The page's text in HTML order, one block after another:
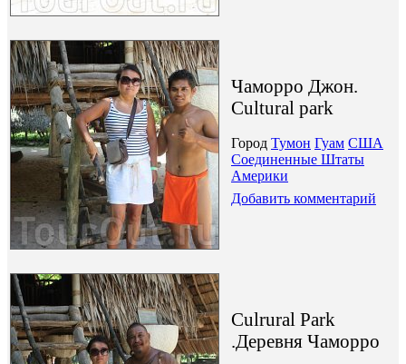
Чаморро Джон.
Сultural park
Город Тумон Гуам США
Соединенные Штаты
Америки
Добавить комментарий
Culrural Park
.Деревня Чаморро